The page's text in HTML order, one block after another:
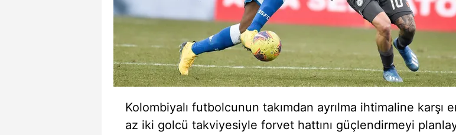
Çerezlere ilişkin tercihlerinizi aşağıda yer alan panel vasıtasıyla
butonuna tıklayabilir,Çerez Bilgilendirme Metnimiziziyaret edebilirsiniz.
6698 sayılı Kişisel Verilerin Korunması Kanunu uyarınca hazırlanmış
mevzuata uygun olarak kullanılan çerezlerle ilgili bilgi almak için lütfen
Kolombiyalı futbolcunun takımdan ayrılma ihtimaline karşı
az iki golcü takviyesiyle forvet hattını güçlendirmeyi